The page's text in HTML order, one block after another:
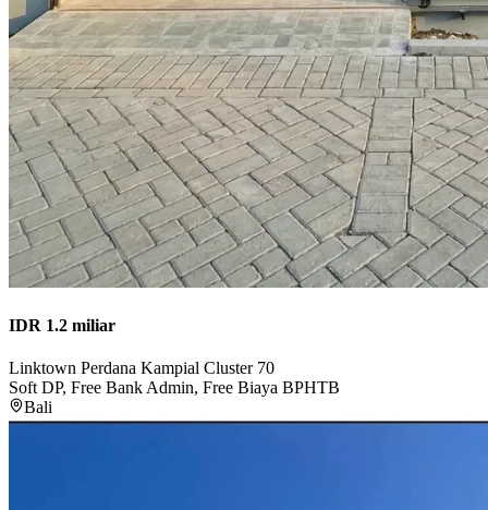
IDR 1.2 miliar
Linktown Perdana Kampial Cluster 70
Soft DP, Free Bank Admin, Free Biaya BPHTB
Bali